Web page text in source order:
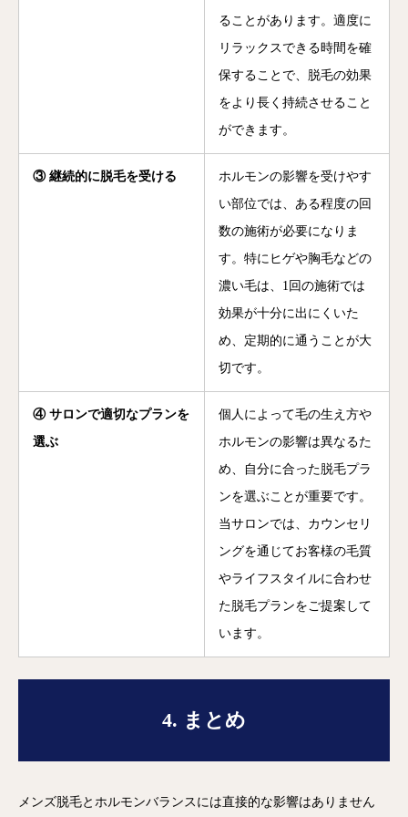
ることがあります。適度に
リラックスできる時間を確
保することで、脱毛の効果
をより長く持続させること
ができます。
③ 継続的に脱毛を受ける
ホルモンの影響を受けやす
い部位では、ある程度の回
数の施術が必要になりま
す。特にヒゲや胸毛などの
濃い毛は、1回の施術では
効果が十分に出にくいた
め、定期的に通うことが大
切です。
④ サロンで適切なプランを
選ぶ
個人によって毛の生え方や
ホルモンの影響は異なるた
め、自分に合った脱毛プラ
ンを選ぶことが重要です。
当サロンでは、カウンセリ
ングを通じてお客様の毛質
やライフスタイルに合わせ
た脱毛プランをご提案して
います。
4. まとめ
メンズ脱毛とホルモンバランスには直接的な影響はありません